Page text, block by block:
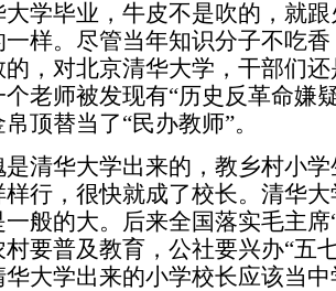
学毕业，牛皮不是吹的，就
样。尽管当年知识分子不吃
，对北京清华大学，干部们
个老师被发现有“历史反革命嫌
顶替当了“民办教师”。
是清华大学出来的，教乡村小
行，很快就成了校长。清华
般的大。后来全国落实毛主席
要普及教育，公社要兴办“五
大学出来的小学校长应该当